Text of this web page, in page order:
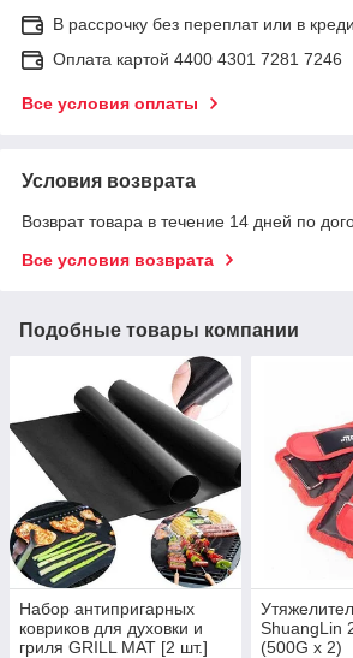
В рассрочку без переплат или в
Оплата картой 4400 4301 7281 7246
Все условия оплаты
Условия возврата
Возврат товара в течение 14 дней по
Все условия возврата
Подобные товары компании
Набор антипригарных
ковриков для духовки и
гриля GRILL MAT [2 шт.]
ShuangLin
(500G x 2)